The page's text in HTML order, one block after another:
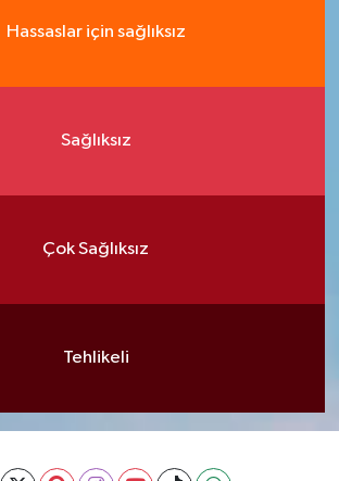
Hassaslar için sağlıksız
Sağlıksız
Çok Sağlıksız
Tehlikeli